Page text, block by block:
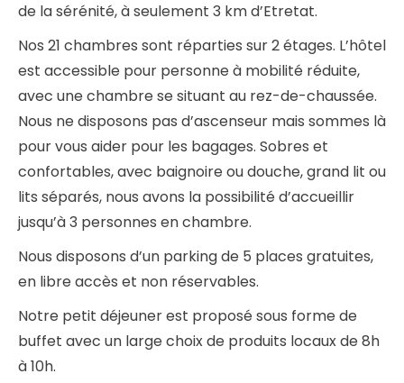
de la sérénité, à seulement 3 km d’Etretat.
Nos 21 chambres sont réparties sur 2 étages. L’hôtel
est accessible pour personne à mobilité réduite,
avec une chambre se situant au rez-de-chaussée.
Nous ne disposons pas d’ascenseur mais sommes là
pour vous aider pour les bagages. Sobres et
confortables, avec baignoire ou douche, grand lit ou
lits séparés, nous avons la possibilité d’accueillir
jusqu’à 3 personnes en chambre.
Nous disposons d’un parking de 5 places gratuites,
en libre accès et non réservables.
Notre petit déjeuner est proposé sous forme de
buffet avec un large choix de produits locaux de 8h
à 10h.